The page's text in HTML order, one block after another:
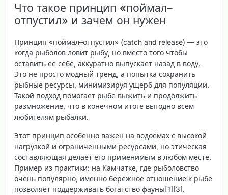
Что такое принцип «поймал–
отпустил» и зачем он нужен
Принцип «поймал–отпустил» (catch and release) — это
когда рыболов ловит рыбу, но вместо того чтобы
оставить её себе, аккуратно выпускает назад в воду.
Это не просто модный тренд, а попытка сохранить
рыбные ресурсы, минимизируя ущерб для популяции.
Такой подход помогает рыбе выжить и продолжить
размножение, что в конечном итоге выгодно всем
любителям рыбалки.
Этот принцип особенно важен на водоёмах с высокой
нагрузкой и ограниченными ресурсами, но этическая
составляющая делает его применимым в любом месте.
Пример из практики: на Камчатке, где рыболовство
очень популярно, именно бережное отношение к рыбе
позволяет поддерживать богатство фауны[1][3].